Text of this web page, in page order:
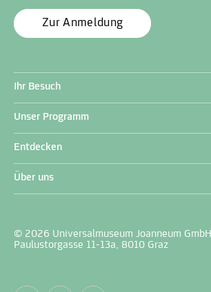
Zur Anmeldung
Ihr Besuch
Unser Programm
Entdecken
Über uns
© 2026 Universalmuseum Joanneum GmbH
Paulustorgasse 11-13a, 8010 Graz